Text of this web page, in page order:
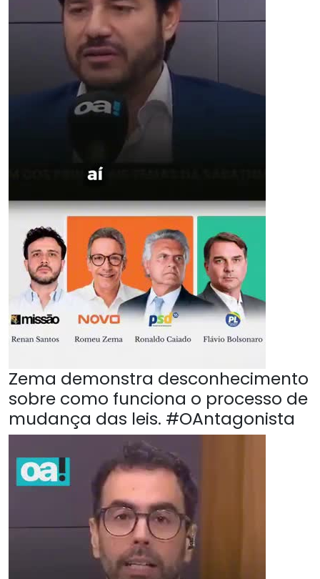
Zema demonstra desconhecimento
sobre como funciona o processo de
mudança das leis. #OAntagonista